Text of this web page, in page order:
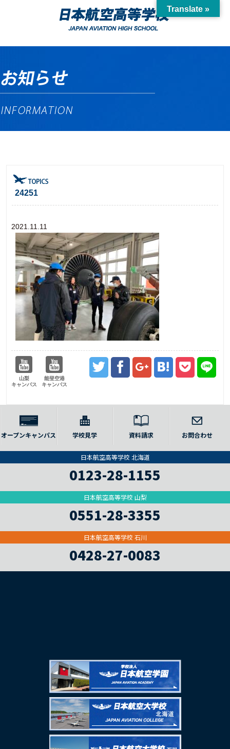
24251
2021.11.11
山梨
キャンパス
能登空港
キャンパス
オープンキャンパス 学校見学 資料請求 お問合わせ
日本航空高等学校 北海道
0123-28-1155
日本航空高等学校 山梨
0551-28-3355
日本航空高等学校 石川
0428-27-0083
Translate »